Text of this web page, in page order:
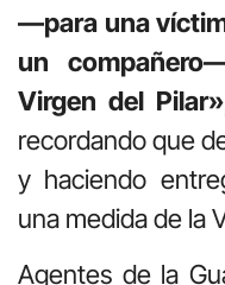
—para una
un
Virgen del
recordando que
y haciendo
una medida de la
Agentes de la